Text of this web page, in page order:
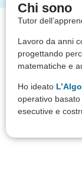
Chi sono
Tutor
Lavoro da anni
progettando
matematiche e
Ho ideato
operativo
esecutive e